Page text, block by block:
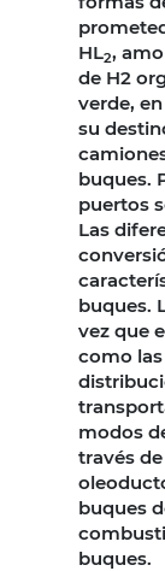
HL2,
de H2
verde,
su
buques.
puertos
Las
buques.
vez que
como
modos
través
buques
buques.